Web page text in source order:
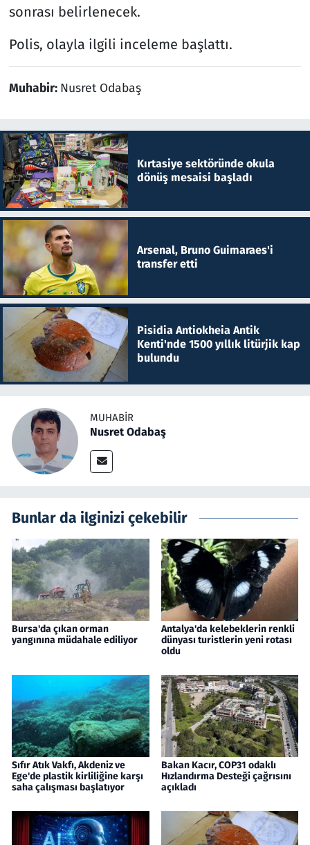
sonrası belirlenecek.
Polis, olayla ilgili inceleme başlattı.
Muhabir: Nusret Odabaş
Kırtasiye sektöründe okula
dönüş mesaisi başladı
Arsenal, Bruno Guimaraes'i
transfer etti
Pisidia Antiokheia Antik
Kenti'nde 1500 yıllık litürjik kap
bulundu
MUHABIR
Nusret Odabaş
Bunlar da ilginizi çekebilir
Bursa'da çıkan orman
yangınına müdahale ediliyor
Antalya'da kelebeklerin renkli
dünyası turistlerin yeni rotası
oldu
Sıfır Atık Vakfı, Akdeniz ve
Ege'de plastik kirliliğine karşı
saha çalışması başlatıyor
Bakan Kacır, COP31 odaklı
Hızlandırma Desteği çağrısını
açıkladı